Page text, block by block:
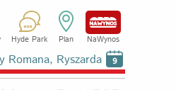
Hyde Park Plan NaWynos
Romana, Ryszarda 9